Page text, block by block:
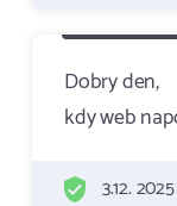
Dobry den,
kdy web
3.12.